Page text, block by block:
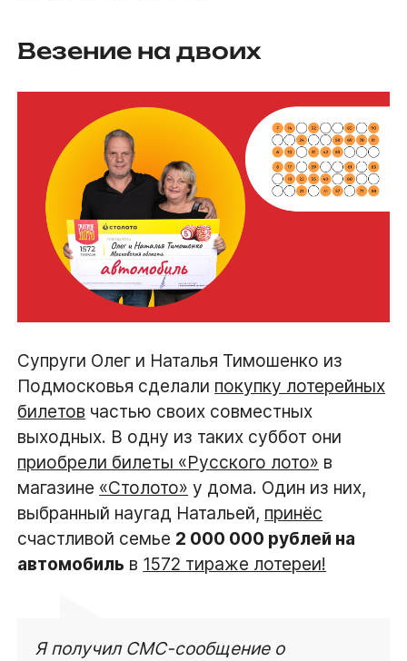
Везение на двоих
Супруги Олег и Наталья Тимошенко из
Подмосковья сделали покупку лотерейных
билетов частью своих совместных
выходных. В одну из таких суббот они
приобрели билеты «Русского лото» в
магазине «Столото» у дома. Один из них,
выбранный наугад Натальей, принёс
счастливой семье 2 000 000 рублей на
автомобиль в 1572 тираже лотереи!
Я получил СМС-сообщение о